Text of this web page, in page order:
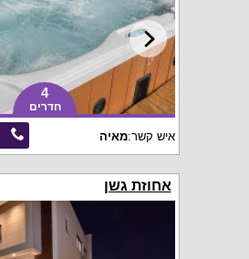
4
חדרים
איש קשר:מאיה
אחוזת גשן